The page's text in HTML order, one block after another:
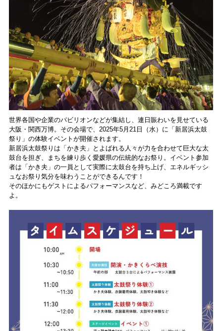
世界各国や企業のパビリオンなどが集結し、連日賑わいを見せている
大阪・関西万博。その会場で、2025年5月21日（水）に「新居浜太鼓
祭り」の体験イベントが開催されます。
新居浜太鼓祭りは「かき夫」とよばれる人々が力を合わせて巨大な太
鼓台を担ぎ、まちを練り歩く愛媛県の伝統的なお祭り。イベント参加
者は「かき夫」の一員として実際に太鼓台を持ち上げ、エネルギッシ
ュなお祭り気分を味わうことができるんです！
そのほかにもゲストによるパフォーマンスなど、みどころ満載です
よ。